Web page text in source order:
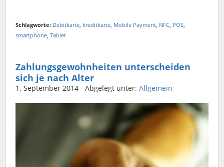
Schlagworte: Debitkarte, kreditkarte, Mobile Payment, NFC, POS,
smartphone, Tablet
Zahlungsgewohnheiten unterscheiden
sich je nach Alter
1. September 2014 - Abgelegt unter: Allgemein